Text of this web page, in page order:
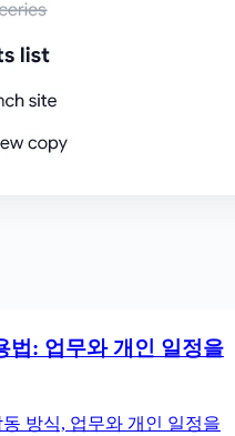
법: 업무와 개인 일정을
동 방식, 업무와 개인 일정을